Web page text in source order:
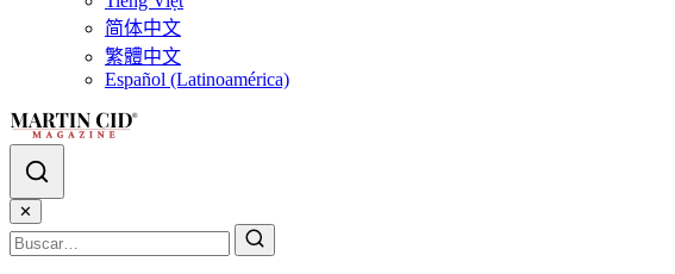
简体中文
繁體中文
Español (Latinoamérica)
✕